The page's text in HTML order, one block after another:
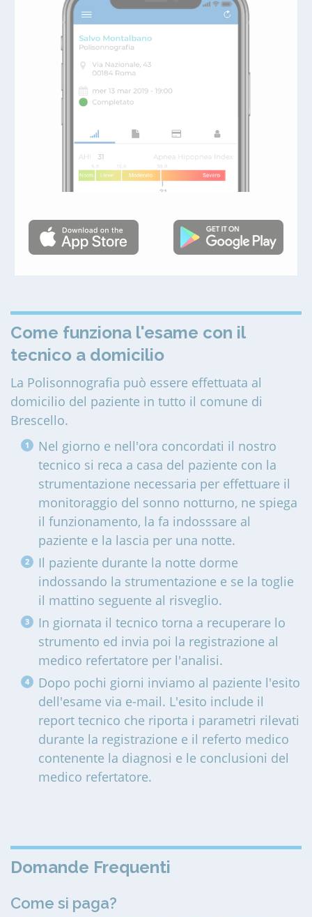
Come funziona l'esame con il
tecnico a domicilio
La Polisonnografia può essere effettuata al
domicilio del paziente in tutto il comune di
Brescello.
Nel giorno e nell'ora concordati il nostro
tecnico si reca a casa del paziente con la
strumentazione necessaria per effettuare il
monitoraggio del sonno notturno, ne spiega
il funzionamento, la fa indosssare al
paziente e la lascia per una notte.
Il paziente durante la notte dorme
indossando la strumentazione e se la toglie
il mattino seguente al risveglio.
In giornata il tecnico torna a recuperare lo
strumento ed invia poi la registrazione al
medico refertatore per l'analisi.
Dopo pochi giorni inviamo al paziente l'esito
dell'esame via e-mail. L'esito include il
report tecnico che riporta i parametri rilevati
durante la registrazione e il referto medico
contenente la diagnosi e le conclusioni del
medico refertatore.
Domande Frequenti
Come si paga?